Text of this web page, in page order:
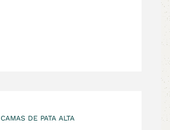
CAMAS DE PATA ALTA